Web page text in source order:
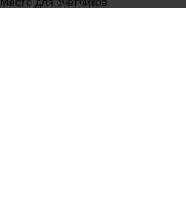
Место для счетчиков